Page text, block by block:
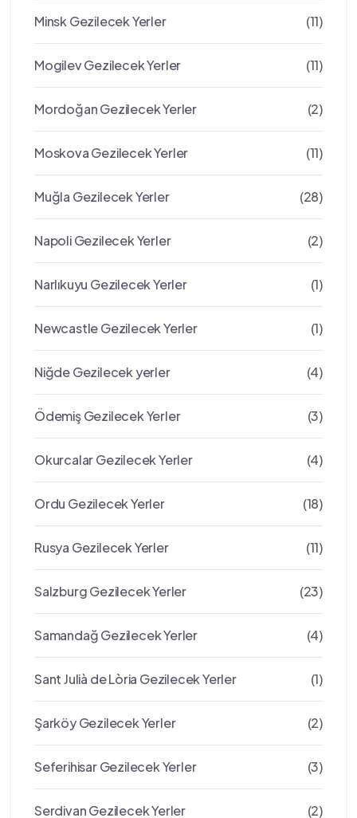
Minsk Gezilecek Yerler (11)
Mogilev Gezilecek Yerler (11)
Mordoğan Gezilecek Yerler (2)
Moskova Gezilecek Yerler (11)
Muğla Gezilecek Yerler (28)
Napoli Gezilecek Yerler (2)
Narlıkuyu Gezilecek Yerler (1)
Newcastle Gezilecek Yerler (1)
Niğde Gezilecek yerler (4)
Ödemiş Gezilecek Yerler (3)
Okurcalar Gezilecek Yerler (4)
Ordu Gezilecek Yerler (18)
Rusya Gezilecek Yerler (11)
Salzburg Gezilecek Yerler (23)
Samandağ Gezilecek Yerler (4)
Sant Julià de Lòria Gezilecek Yerler (1)
Şarköy Gezilecek Yerler (2)
Seferihisar Gezilecek Yerler (3)
Serdivan Gezilecek Yerler (2)